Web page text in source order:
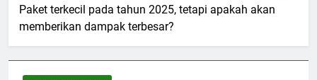
Paket terkecil pada tahun 2025, tetapi apakah akan
memberikan dampak terbesar?